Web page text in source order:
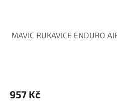
MAVIC RUKAVICE ENDURO
957 Kč